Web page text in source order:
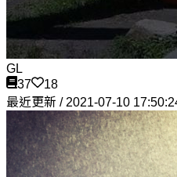
GL
37
18
最近更新 / 2021-07-10